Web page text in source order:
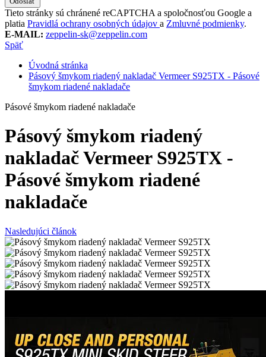
Tieto stránky sú chránené reCAPTCHA a spoločnosťou Google a
platia Pravidlá ochrany osobných údajov a Zmluvné podmienky.
E-MAIL: zeppelin-sk@zeppelin.com
Späť
Úvodná stránka
Pásový šmykom riadený nakladač Vermeer S925TX - Pásové
šmykom riadené nakladače
Pásové šmykom riadené nakladače
Pásový šmykom riadený
nakladač Vermeer S925TX -
Pásové šmykom riadené
nakladače
Nasledujúci článok